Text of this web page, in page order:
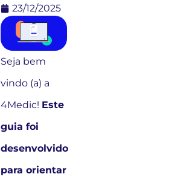
23/12/2025
Seja bem
vindo (a) a
4Medic! Este
guia foi
desenvolvido
para orientar